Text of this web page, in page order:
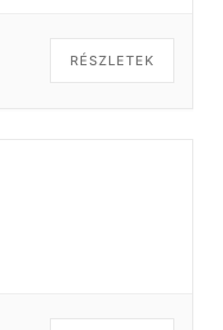
RÉSZLETEK